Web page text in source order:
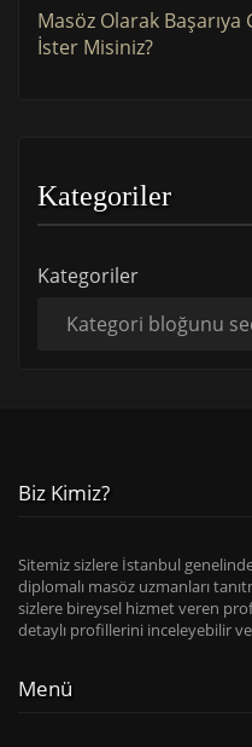
Masöz Olarak
İster Misiniz?
Kategoriler
Kategoriler
Biz Kimiz?
Sitemiz sizlere İstanbul
diplomalı masöz uzmanları
sizlere bireysel hizmet veren
detaylı profillerini inceleyebilir
Menü